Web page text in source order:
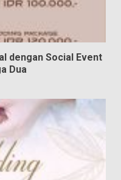
dengan Social Event
Dua